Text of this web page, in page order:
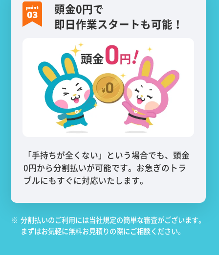
頭金0円で
即日作業スタートも可能！
「手持ちが全くない」という場合でも、頭金
0円から分割払いが可能です。お急ぎのトラ
ブルにもすぐに対応いたします。
※ 分割払いのご利用には当社規定の簡単な審査がございます。
まずはお気軽に無料お見積りの際にご相談ください。